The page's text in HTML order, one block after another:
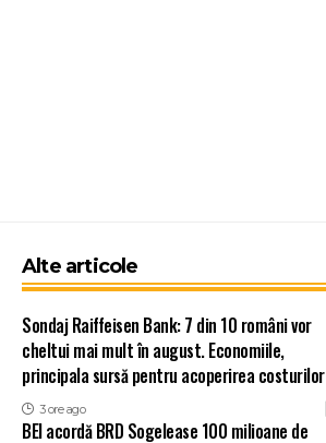
Alte articole
Sondaj Raiffeisen Bank: 7 din 10 români vor
cheltui mai mult în august. Economiile,
principala sursă pentru acoperirea costurilor
3 ore ago
BEI acordă BRD Sogelease 100 milioane de